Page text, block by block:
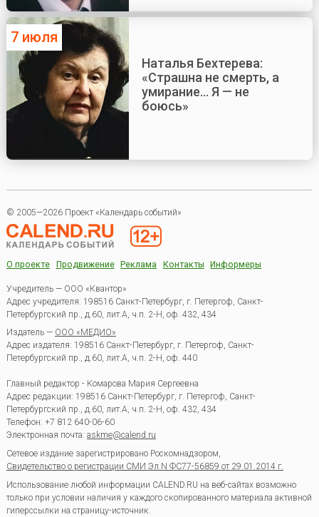
7 июля
Наталья Бехтерева:
«Страшна не смерть, а
умирание... Я — не
боюсь»
© 2005—2026 Проект «Календарь событий»
О проекте Продвижение Реклама Контакты Информеры
Учредитель — ООО «Квантор»
Адрес учредителя: 198516 Санкт-Петербург, г. Петергоф, Санкт-
Петербургский пр., д.60, лит.А, ч.п. 2-Н, оф. 432, 434
Издатель — ООО «МЕДИО»
Адрес издателя: 198516 Санкт-Петербург, г. Петергоф, Санкт-
Петербургский пр., д.60, лит.А, ч.п. 2-Н, оф. 440
Главный редактор - Комарова Мария Сергеевна
Адрес редакции: 198516 Санкт-Петербург, г. Петергоф, Санкт-
Петербургский пр., д.60, лит.А, ч.п. 2-Н, оф. 432, 434
Телефон: +7 812 640-06-60
Электронная почта: askme@calend.ru
Сетевое издание зарегистрировано Роскомнадзором,
Свидетельство о регистрации СМИ Эл.N ФС77-56859 от 29.01.2014 г.
Использование любой информации CALEND.RU на веб-сайтах возможно
только при условии наличия у каждого скопированного материала активной
гиперссылки на страницу-источник.